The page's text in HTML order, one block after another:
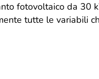
fotovoltaico da 30
tutte le variabili